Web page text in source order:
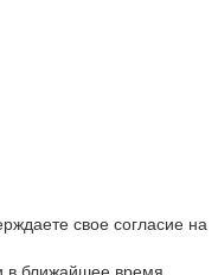
свое согласие на
ближайшее время.